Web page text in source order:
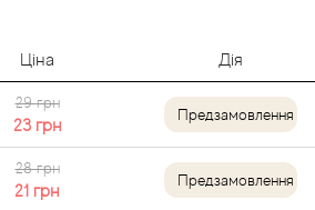
Ціна Дія
29 грн
23 грн
Предзамовлення
28 грн
21 грн
Предзамовлення